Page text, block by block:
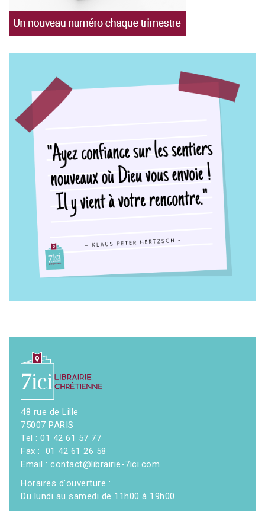
48 rue de Lille
75007 PARIS
Tel : 01 42 61 57 77
Fax : 01 42 61 26 58
Email : contact@librairie-7ici.com
Horaires d'ouverture :
Du lundi au samedi de 11h00 à 19h00